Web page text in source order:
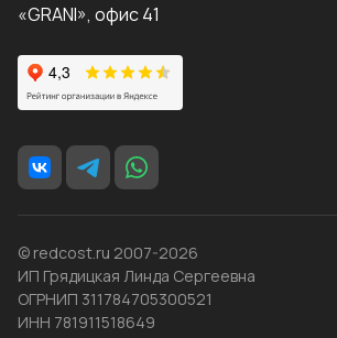
«GRANI», офис 41
© redcost.ru 2007-2026
ИП Грядицкая Линда Сергеевна
ОГРНИП 311784705300521
ИНН 781911518649